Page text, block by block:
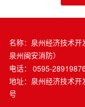
名称：泉州经济技术开
泉州闽安消防）
电话： 0595-
地址：泉州经济技术开
号